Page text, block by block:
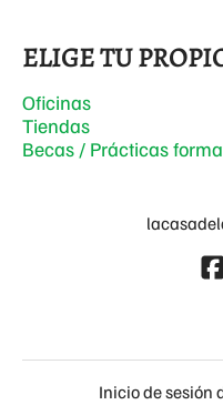
ELIGE TU
Oficinas
Tiendas
Becas / Prácticas
Inicio de sesión